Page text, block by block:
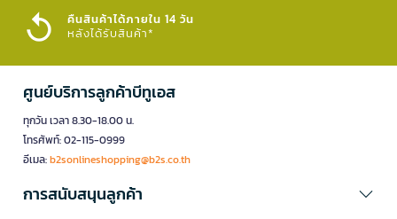
คืนสินค้าได้ภายใน 14 วัน
หลังได้รับสินค้า*
ศูนย์บริการลูกค้าบีทูเอส
ทุกวัน เวลา 8.30-18.00 น.
โทรศัพท์: 02-115-0999
อีเมล:b2sonlineshopping@b2s.co.th
การสนับสนุนลูกค้า